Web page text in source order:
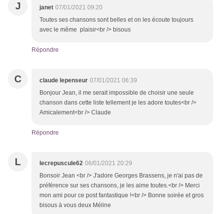
J janet 07/01/2021 09:20
Toutes ses chansons sont belles et on les écoute toujours
avec le même plaisir<br /> bisous
Répondre
C claude lepenseur 07/01/2021 06:39
Bonjour Jean, il me serait impossible de choisir une seule
chanson dans cette liste tellement je les adore toutes<br />
Amicalement<br /> Claude
Répondre
L lecrepuscule62 06/01/2021 20:29
Bonsoir Jean <br /> J'adore Georges Brassens, je n'ai pas de
préférence sur ses chansons, je les aime toutes.<br /> Merci
mon ami pour ce post fantastique !<br /> Bonne soirée et gros
bisous à vous deux Méline